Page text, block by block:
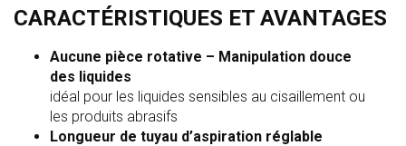
CARACTÉRISTIQUES ET AVANTAGES
Aucune pièce rotative – Manipulation douce
des liquides
idéal pour les liquides sensibles au cisaillement ou
les produits abrasifs
Longueur de tuyau d’aspiration réglable